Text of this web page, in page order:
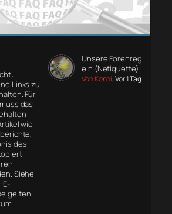
Links zu
Für
das
wie
des
Siehe
gelten
Unsere Forenreg
eln (Netiquette)
Von Konni, Vor 1 Tag